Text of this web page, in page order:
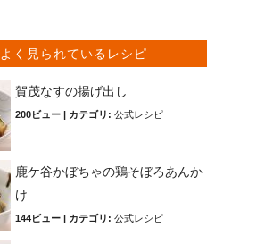
よく見られているレシピ
賀茂なすの揚げ出し
200ビュー カテゴリ: 公式レシピ
鹿ケ谷かぼちゃの鶏そぼろあんか
け
144ビュー カテゴリ: 公式レシピ